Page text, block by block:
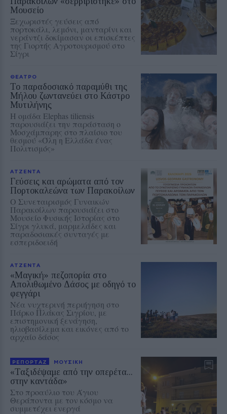
Μουσείο
Ξεχωριστές γεύσεις από
πορτοκάλι, λεμόνι, μανταρίνι και
νεράντζι δοκίμασαν οι επισκέπτες
της Γιορτής Αγροτουρισμού στο
Σίγρι
ΘΕΑΤΡΟ
Το παραδοσιακό παραμύθι της
Μήλου ζωντανεύει στο Κάστρο
Μυτιλήνης
Η ομάδα Elephas tiliensis
παρουσιάζει την παράσταση o
Μοσχάμπαρης στο πλαίσιο του
θεσμού «Όλη η Ελλάδα ένας
Πολιτισμός»
ΑΤΖΕΝΤΑ
Γεύσεις και αρώματα από τον
Πορτοκαλεώνα των Παρακοίλων
Ο Συνεταιρισμός Γυναικών
Παρακοίλων παρουσιάζει στο
Μουσείο Φυσικής Ιστορίας στο
Σίγρι γλυκά, μαρμελάδες και
παραδοσιακές συνταγές με
εσπεριδοειδή
ΑΤΖΕΝΤΑ
«Μαγική» πεζοπορία στο
Απολιθωμένο Δάσος με οδηγό το
φεγγάρι
Νέα νυχτερινή περιήγηση στο
Πάρκο Πλάκας Σιγρίου, με
επιστημονική ξενάγηση,
ηλιοβασίλεμα και εικόνες από το
αρχαίο δάσος
ΡΕΠΟΡΤΑΖ ΜΟΥΣΙΚΗ
«Ταξιδέψαμε από την οπερέτα...
στην καντάδα»
Στο προαύλιο του Άγιου
Θεράποντα με τον κόσμο να
συμμετέχει ενεργά